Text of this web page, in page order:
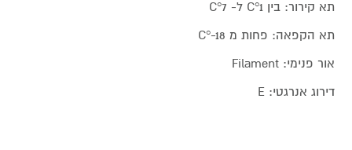
תא קירור: בין C°1 ל- C°7
תא הקפאה: פחות מ C°-18
אור פנימי: Filament
דירוג אנרגטי: E